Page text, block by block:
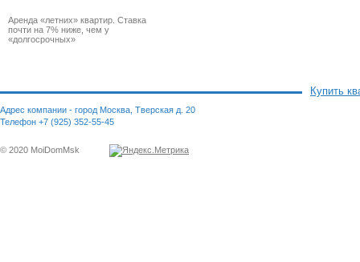
Аренда «летних» квартир. Ставка
почти на 7% ниже, чем у
«долгосрочных»
Купить
Адрес компании - город Москва, Тверская д. 20
Телефон +7 (925) 352-55-45
© 2020 MoiDomMsk